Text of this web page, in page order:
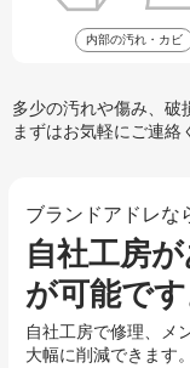
内部の汚れ・カビ
多少の汚れや傷み、破
まずはお気軽にご連絡
ブランドアドレな
自社工房が
が可能です
自社工房で修理、メ
大幅に削減できます。